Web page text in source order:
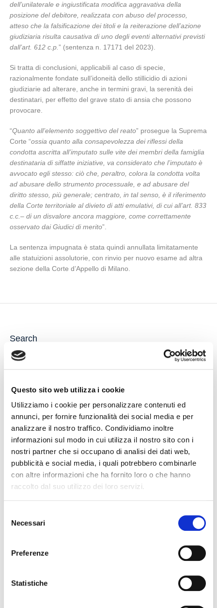
Questo sito web utilizza i cookie
Utilizziamo i cookie per personalizzare contenuti ed
annunci, per fornire funzionalità dei social media e per
analizzare il nostro traffico. Condividiamo inoltre
informazioni sul modo in cui utilizza il nostro sito con i
nostri partner che si occupano di analisi dei dati web,
pubblicità e social media, i quali potrebbero combinarle
con altre informazioni che ha fornito loro o che hanno
raccolto dal suo utilizzo dei loro servizi.
delNecessari
Preferenze
Statistiche
dell’unilaterale e ingiustificata modifica aggravativa della
posizione del debitore, realizzata con abuso del processo,
atteso che la falsificazione dei titoli e la reiterazione dell’azione
giudiziaria risulta causativa di uno degli eventi alternativi previsti
dall’art. 612 c.p. ” (sentenza n. 17171 del 2023).
Si tratta di conclusioni, applicabili al caso di specie,
razionalmente fondate sull’idoneità dello stillicidio di azioni
giudiziarie ad alterare, anche in termini gravi, la serenità dei
destinatari, per effetto del grave stato di ansia che possono
provocare.
“Quanto all’elemento soggettivo del reato” prosegue la Suprema
Corte “ossia quanto alla consapevolezza dei riflessi della
condotta ascritta all’imputato sulle vite dei membri della famiglia
destinataria di siffatte iniziative, va considerato che l’imputato è
avvocato egli stesso: ciò che, peraltro, colora la condotta volta
ad abusare dello strumento processuale, e ad abusare del
diritto stesso, più generale; centrato, in tal senso, è il riferimento
della Corte territoriale al divieto di atti emulativi, di cui all’art. 833
c.c. – di un disvalore ancora maggiore, come correttamente
osservato dai Giudici di merito”.
La sentenza impugnata è stata quindi annullata limitatamente
alle statuizioni assolutorie, con rinvio per nuovo esame ad altra
sezione della Corte d’Appello di Milano.
Search
Recent Posts
Latest Popular
IL DDL S.1595: NUOVE REGOLE SULLA CHIUSURA
DEI CONTI CORRENTI E SULL’EVENTUALE RIFIUTO
CONSUMATORE ANCHE PER L’IMPRENDITORE
24 July 2026